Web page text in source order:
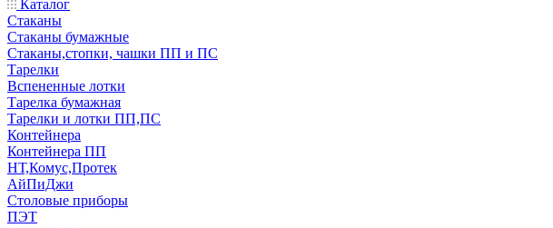
Каталог
Стаканы
Стаканы бумажные
Стаканы,стопки, чашки ПП и ПС
Тарелки
Вспененные лотки
Тарелка бумажная
Тарелки и лотки ПП,ПС
Контейнера
Контейнера ПП
НТ,Комус,Протек
АйПиДжи
Столовые приборы
ПЭТ